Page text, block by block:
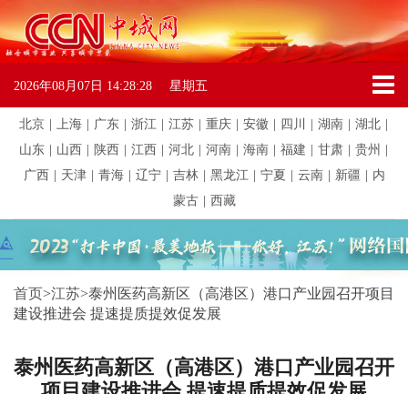
2026年08月07日 14:28:28 星期五
北京 上海 广东 浙江 江苏 重庆 安徽 四川 湖南 湖北
山东
山西 陕西 江西 河北 河南 海南 福建 甘肃 贵州
广西
天津 青海 辽宁 吉林 黑龙江 宁夏 云南 新疆
内
蒙古
西藏
首页>江苏>泰州医药高新区（高港区）港口产业园召开项目
建设推进会 提速提质提效促发展
泰州医药高新区（高港区）港口产业园召开